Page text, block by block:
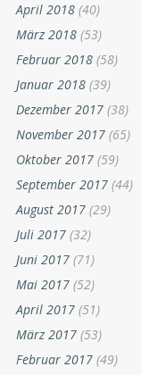
April 2018 (40)
März 2018 (53)
Februar 2018 (58)
Januar 2018 (39)
Dezember 2017 (38)
November 2017 (65)
Oktober 2017 (59)
September 2017 (44)
August 2017 (29)
Juli 2017 (32)
Juni 2017 (71)
Mai 2017 (52)
April 2017 (51)
März 2017 (53)
Februar 2017 (49)